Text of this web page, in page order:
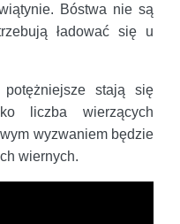
Bóstwa nie są
ładować się u
stają się
liczba wierzących
wyzwaniem będzie
wiernych.